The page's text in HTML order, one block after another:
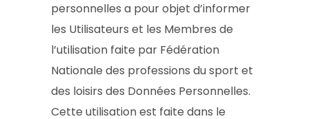
personnelles a pour objet d’informer
les Utilisateurs et les Membres de
l’utilisation faite par Fédération
Nationale des professions du sport et
des loisirs des Données Personnelles.
Cette utilisation est faite dans le